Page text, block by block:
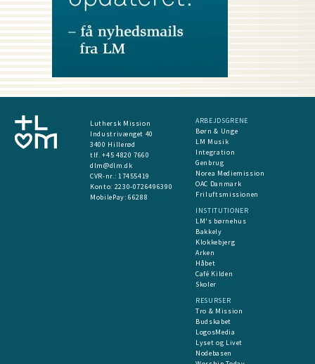
Luthersk Mission
Industrivænget 40
3400 Hillerød
tlf. +45 4820 7660
dlm@dlm.dk
CVR-nr.: 17455419
​Konto: 2230-0726496390
MobilePay:66288
ARBEJDSGRENE
Børn & Unge
LM Musik
Integration
Genbrug
Norea Mediemission
OAC Danmark
Friluftsmissionen
INSTITUTIONER
LM's børnehus
Bakkely
Klokkebjerg
Arken
Håbet
Café Kilden
Skoler
RESURSER
Tro & Mission
Budskabet
LogosMedia
Lyset og Livet
Nodebasen